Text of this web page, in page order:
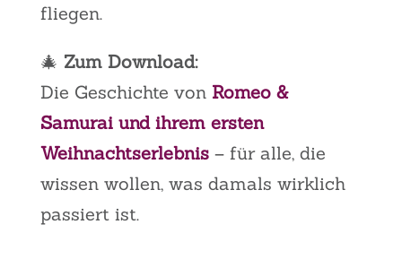
fliegen.
🎄 Zum Download:
Die Geschichte von Romeo &
Samurai und ihrem ersten
Weihnachtserlebnis– für alle, die
wissen wollen, was damals wirklich
passiert ist.